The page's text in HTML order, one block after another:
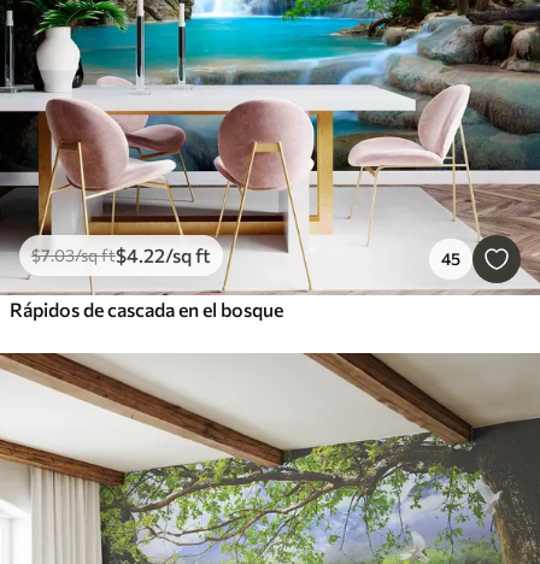
$7.03/sq ft$4.22/sq ft 45
Rápidos de cascada en el bosque